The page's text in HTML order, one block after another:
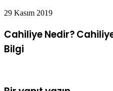
29 Kasım 2019
Cahiliye Nedir?
Bilgi